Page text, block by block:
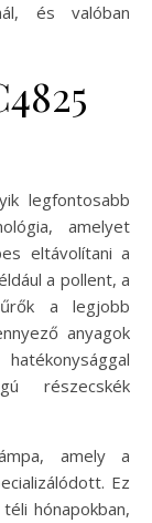
és valóban
legfontosabb
amelyet
eltávolítani a
a pollent, a
a legjobb
anyagok
részecskék
amely a
Ez
hónapokban,